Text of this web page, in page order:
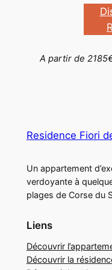
A partir de
Residence Fiori
Un appartement
verdoyante à
plages de Corse du
Liens
Découvrir
Découvrir la